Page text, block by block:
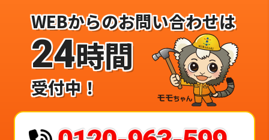
WEBからのお問い合わせは
24時間
受付中！